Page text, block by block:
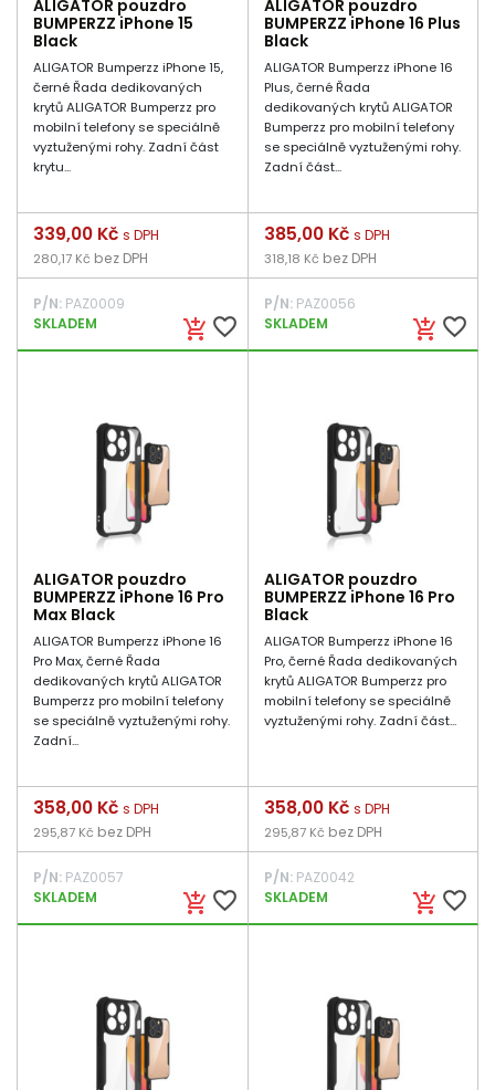
ALIGATOR pouzdro
BUMPERZZ iPhone 15
Black
ALIGATOR Bumperzz iPhone 15,
černé Řada dedikovaných
krytů ALIGATOR Bumperzz pro
mobilní telefony se speciálně
vyztuženými rohy. Zadní část
krytu...
add_shopping_cart favorite_border
Cena
339,00 Kč s DPH
280,17 Kč bez DPH
P/N: PAZ0009
SKLADEM
ALIGATOR pouzdro
BUMPERZZ iPhone 16 Plus
Black
ALIGATOR Bumperzz iPhone 16
Plus, černé Řada
dedikovaných krytů ALIGATOR
Bumperzz pro mobilní telefony
se speciálně vyztuženými rohy.
Zadní část...
add_shopping_cart favorite_border
Cena
385,00 Kč s DPH
318,18 Kč bez DPH
P/N:PAZ0056
SKLADEM
ALIGATOR pouzdro
BUMPERZZ iPhone 16 Pro
Max Black
ALIGATOR Bumperzz iPhone 16
Pro Max, černé Řada
dedikovaných krytů ALIGATOR
Bumperzz pro mobilní telefony
se speciálně vyztuženými rohy.
Zadní...
add_shopping_cart favorite_border
Cena
358,00 Kč s DPH
295,87 Kč bez DPH
P/N: PAZ0057
SKLADEM
ALIGATOR pouzdro
BUMPERZZ iPhone 16 Pro
Black
ALIGATOR Bumperzz iPhone 16
Pro, černé Řada dedikovaných
krytů ALIGATOR Bumperzz pro
mobilní telefony se speciálně
vyztuženými rohy. Zadní část...
add_shopping_cart favorite_border
Cena
358,00 Kč s DPH
295,87 Kč bez DPH
P/N:PAZ0042
SKLADEM